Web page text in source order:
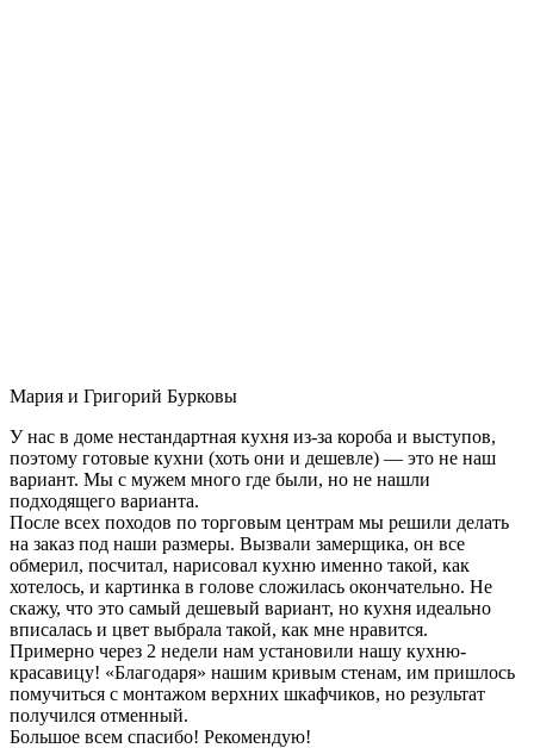
Мария и Григорий Бурковы
У нас в доме нестандартная кухня из-за короба и выступов,
поэтому готовые кухни (хоть они и дешевле) — это не наш
вариант. Мы с мужем много где были, но не нашли
подходящего варианта.
После всех походов по торговым центрам мы решили делать
на заказ под наши размеры. Вызвали замерщика, он все
обмерил, посчитал, нарисовал кухню именно такой, как
хотелось, и картинка в голове сложилась окончательно. Не
скажу, что это самый дешевый вариант, но кухня идеально
вписалась и цвет выбрала такой, как мне нравится.
Примерно через 2 недели нам установили нашу кухню-
красавицу! «Благодаря» нашим кривым стенам, им пришлось
помучиться с монтажом верхних шкафчиков, но результат
получился отменный.
Большое всем спасибо! Рекомендую!